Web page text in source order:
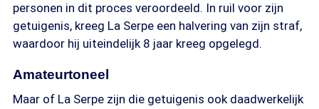
personen in dit proces veroordeeld. In ruil voor zijn
getuigenis, kreeg La Serpe een halvering van zijn straf,
waardoor hij uiteindelijk 8 jaar kreeg opgelegd.
Amateurtoneel
Maar of La Serpe zijn die getuigenis ook daadwerkelijk